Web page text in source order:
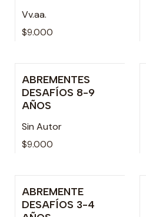
Vv.aa.
$9.000
Agotado
ABREMENTES
DESAFÍOS 8-9
AÑOS
Sin Autor
$9.000
ABREMENTE
DESAFÍOS 3-4